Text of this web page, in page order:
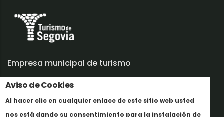
Aviso de Cookies
Al hacer clic en cualquier enlace de este sitio web usted
nos está dando su consentimiento para la instalación de
Empresa municipal de turismo
Trabaja con nosotros
Informes y documentación